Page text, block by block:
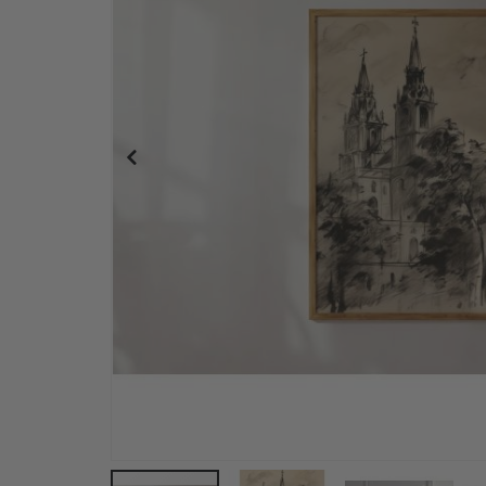
Aufbügelbare Etiketten - 29x12mm - 128 Stück